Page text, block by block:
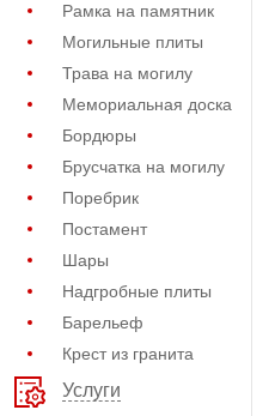
Рамка на памятник
Могильные плиты
Трава на могилу
Мемориальная доска
Бордюры
Брусчатка на могилу
Поребрик
Постамент
Шары
Надгробные плиты
Барельеф
Крест из гранита
Услуги